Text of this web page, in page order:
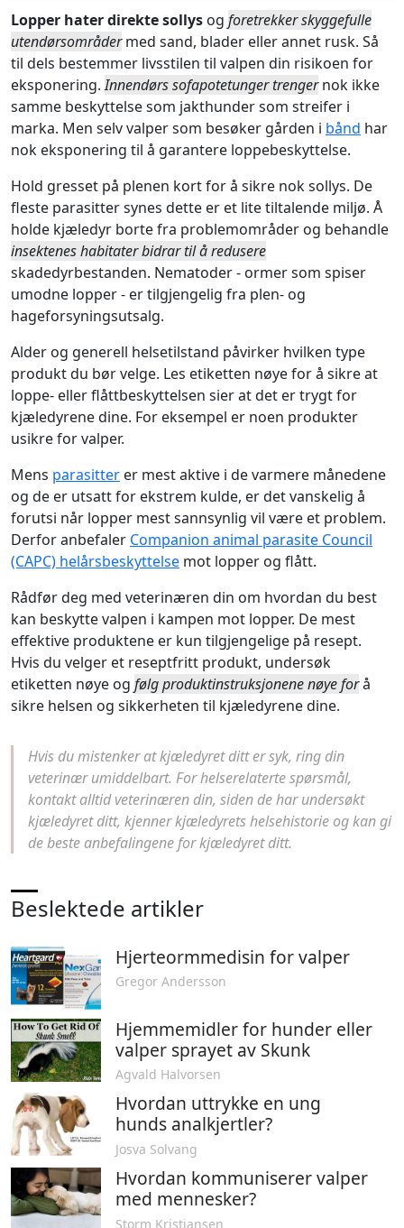
Lopper hater direkte sollys og foretrekker skyggefulle
utendørsområdermed sand, blader eller annet rusk. Så
til dels bestemmer livsstilen til valpen din risikoen for
eksponering.Innendørs sofapotetunger trengernok ikke
samme beskyttelse som jakthunder som streifer i
marka. Men selv valper som besøker gården i bånd har
nok eksponering til å garantere loppebeskyttelse.
Hold gresset på plenen kort for å sikre nok sollys. De
fleste parasitter synes dette er et lite tiltalende miljø. Å
holde kjæledyr borte fra problemområder og behandle
insektenes habitater bidrar til å redusere
skadedyrbestanden. Nematoder - ormer som spiser
umodne lopper - er tilgjengelig fra plen- og
hageforsyningsutsalg.
Alder og generell helsetilstand påvirker hvilken type
produkt du bør velge. Les etiketten nøye for å sikre at
loppe- eller flåttbeskyttelsen sier at det er trygt for
kjæledyrene dine. For eksempel er noen produkter
usikre for valper.
Mens parasitter er mest aktive i de varmere månedene
og de er utsatt for ekstrem kulde, er det vanskelig å
forutsi når lopper mest sannsynlig vil være et problem.
Derfor anbefaler Companion animal parasite Council
(CAPC) helårsbeskyttelse mot lopper og flått.
Rådfør deg med veterinæren din om hvordan du best
kan beskytte valpen i kampen mot lopper. De mest
effektive produktene er kun tilgjengelige på resept.
Hvis du velger et reseptfritt produkt, undersøk
etiketten nøye og følg produktinstruksjonene nøye forå
sikre helsen og sikkerheten til kjæledyrene dine.
Hvis du mistenker at kjæledyret ditt er syk, ring din
veterinær umiddelbart. For helserelaterte spørsmål,
kontakt alltid veterinæren din, siden de har undersøkt
kjæledyret ditt, kjenner kjæledyrets helsehistorie og kan gi
de beste anbefalingene for kjæledyret ditt.
Beslektede artikler
Hjerteormmedisin for valper
Gregor Andersson
Hjemmemidler for hunder eller
valper sprayet av Skunk
Agvald Halvorsen
Hvordan uttrykke en ung
hunds analkjertler?
Josva Solvang
Hvordan kommuniserer valper
med mennesker?
Storm Kristiansen